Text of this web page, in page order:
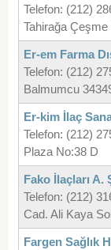
Telefon: (212)
Tahirağa
Er-em Farma
Telefon: (212)
Balmumcu
Er-kim İlaç
Telefon: (212)
Plaza No:38 D
Fako İlaçları A.
Telefon: (212)
Cad. Ali Kaya
Fargen Sağlık